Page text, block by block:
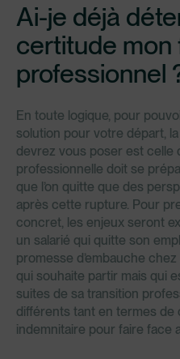
Ai-je déjà
certitude mon
professionnel
En toute logique, pour
solution pour votre départ,
devrez vous poser est celle
professionnelle doit se
que l’on quitte que des
après cette rupture. Pour
concret, les enjeux seront
un salarié qui quitte son
promesse d’embauche
qui souhaite partir mais qui
suites de sa transition
différents tant en termes de
indemnitaire pour faire face